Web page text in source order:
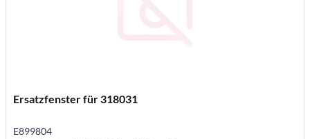
Ersatzfenster für 318031
E899804